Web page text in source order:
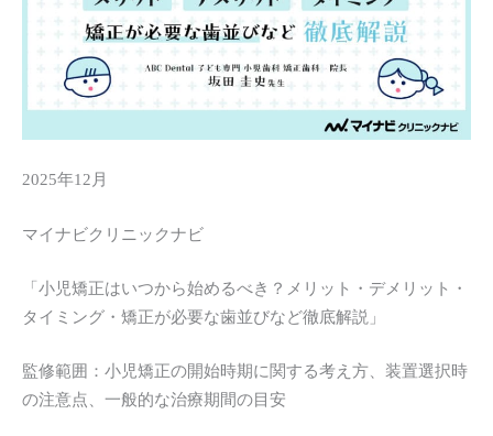
2025年12月
マイナビクリニックナビ
「小児矯正はいつから始めるべき？メリット・デメリット・
タイミング・矯正が必要な歯並びなど徹底解説」
監修範囲：小児矯正の開始時期に関する考え方、装置選択時
の注意点、一般的な治療期間の目安